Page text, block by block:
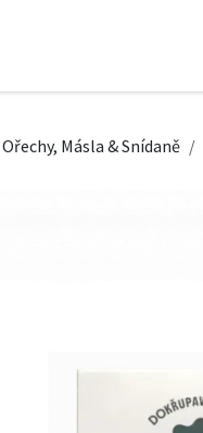
Ořechy, Másla & Snídaně